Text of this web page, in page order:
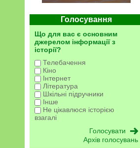
Голосування
Що для вас є основним
джерелом інформації з
історії?
Телебачення
Кіно
Інтернет
Література
Шкільні підручники
Інше
Не цікавлюся історією
взагалі
Архів голосувань